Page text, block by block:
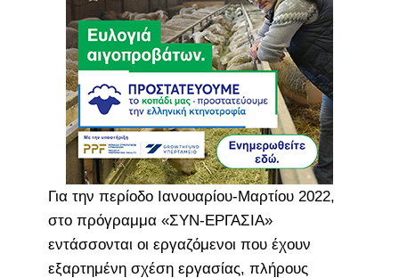
Για την περίοδο Ιανουαρίου-Μαρτίου 2022,
στο πρόγραμμα «ΣΥΝ-ΕΡΓΑΣΙΑ»
εντάσσονται οι εργαζόμενοι που έχουν
εξαρτημένη σχέση εργασίας, πλήρους